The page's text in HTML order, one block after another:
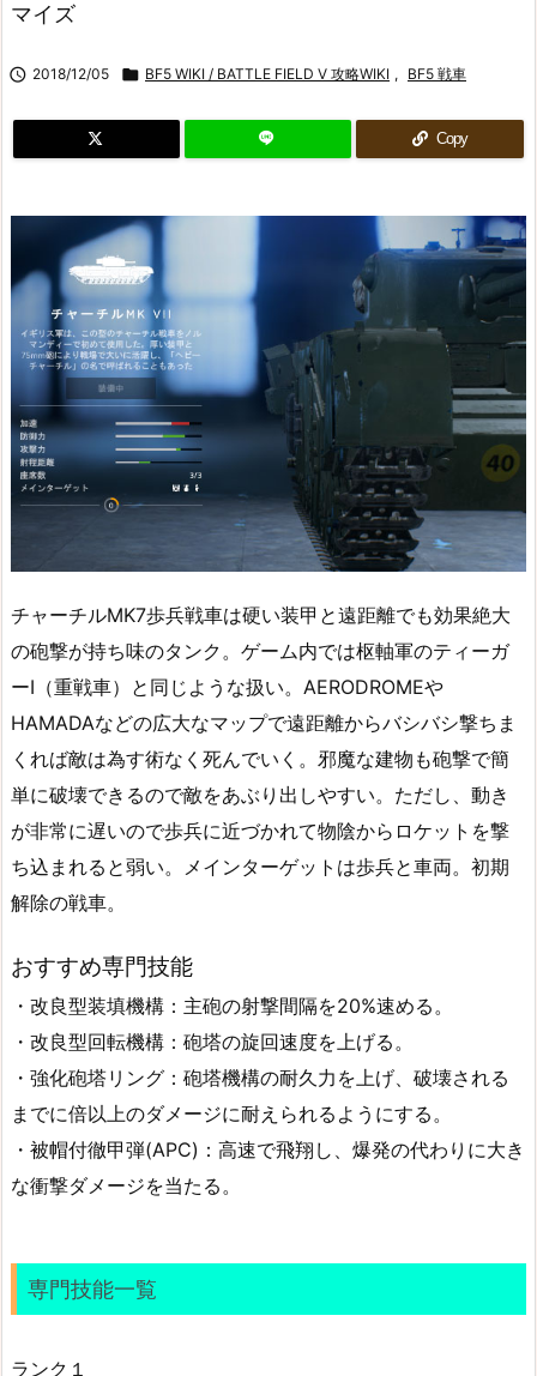
マイズ
 2018/12/05  BF5 WIKI / BATTLE FIELD V 攻略WIKI , BF5 戦車
Copy
チャーチルMK7歩兵戦車は硬い装甲と遠距離でも効果絶大
の砲撃が持ち味のタンク。ゲーム内では枢軸軍のティーガ
ーⅠ（重戦車）と同じような扱い。AERODROMEや
HAMADAなどの広大なマップで遠距離からバシバシ撃ちま
くれば敵は為す術なく死んでいく。邪魔な建物も砲撃で簡
単に破壊できるので敵をあぶり出しやすい。ただし、動き
が非常に遅いので歩兵に近づかれて物陰からロケットを撃
ち込まれると弱い。メインターゲットは歩兵と車両。初期
解除の戦車。
おすすめ専門技能
・改良型装填機構：主砲の射撃間隔を20%速める。
・改良型回転機構：砲塔の旋回速度を上げる。
・強化砲塔リング：砲塔機構の耐久力を上げ、破壊される
までに倍以上のダメージに耐えられるようにする。
・被帽付徹甲弾(APC)：高速で飛翔し、爆発の代わりに大き
な衝撃ダメージを当たる。
専門技能一覧
ランク１